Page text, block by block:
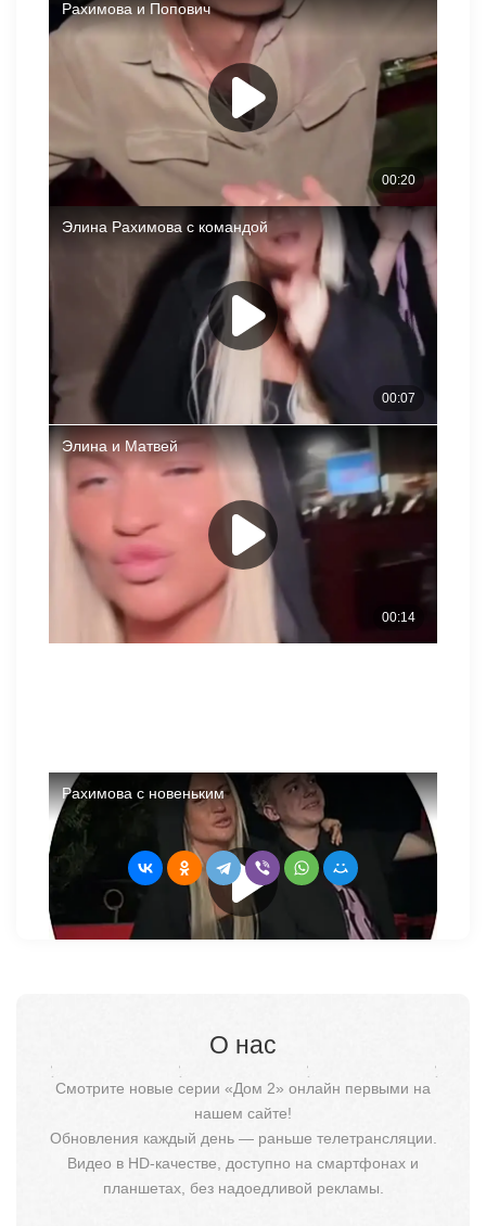
После изгнания врагов и друзей с Поляны, Рахимова
осталась во главе нового коллектива и стала ведущей по
случайным обстоятельствам. Интересно, что у нее
получится на этой должности?
Если Элина больше не является изгоем, то кто же теперь
остается в стороне на проекте?
О нас
Смотрите новые серии «Дом 2» онлайн первыми на
нашем сайте!
Обновления каждый день — раньше телетрансляции.
Видео в HD-качестве, доступно на смартфонах и
планшетах, без надоедливой рекламы.